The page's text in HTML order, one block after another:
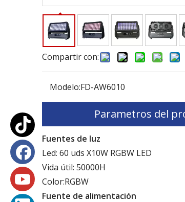
Compartir con:
Modelo:FD-AW6010
Parametros del
Fuentes de luz
Led: 60 uds X10W RGBW LED
Vida útil: 50000H
Color:RGBW
Fuente de alimentación